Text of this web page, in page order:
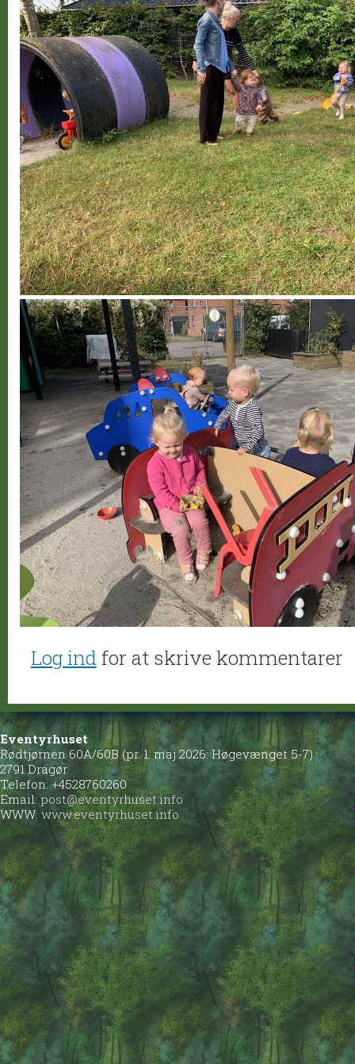
Log ind for at skrive kommentarer
Eventyrhuset
Rødtjørnen 60A/60B (pr. 1. maj 2026: Høgevænget 5-7)
2791 Dragør
Telefon: +4528760260
Email:post@eventyrhuset.info
WWW:www.eventyrhuset.info